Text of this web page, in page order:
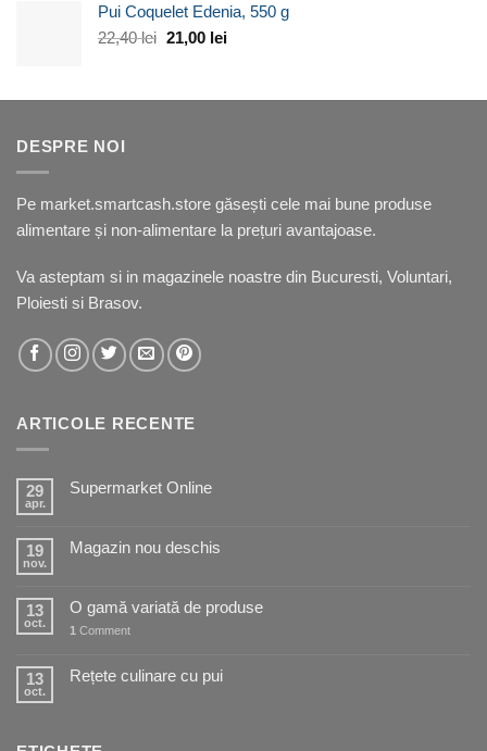
fost:
20,00 lei.
16,00 lei.
Pui Coquelet Edenia, 550 g
22,40lei Prețul
fost:
21,00 leiPrețul
21,00 lei.
DESPRE NOI
Pe market.smartcash.store găsești cele mai bune produse
alimentare și non-alimentare la prețuri avantajoase.
Va asteptam si in magazinele noastre din Bucuresti, Voluntari,
Ploiesti si Brasov.
ARTICOLE RECENTE
29
apr.
Supermarket Online
19
nov.
Magazin nou deschis
13
oct.
O gamă variată de produse
1 Comment
13
oct.
Rețete culinare cu pui